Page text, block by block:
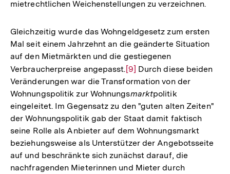
mietrechtlichen Weichenstellungen zu verzeichnen.
Gleichzeitig wurde das Wohngeldgesetz zum ersten
Mal seit einem Jahrzehnt an die geänderte Situation
auf den Mietmärkten und die gestiegenen
Verbraucherpreise angepasst. Zur
Auflösung
der
Fußnote
[9] Durch diese beiden
Veränderungen war die Transformation von der
Wohnungspolitik zur Wohnungsmarktpolitik
eingeleitet. Im Gegensatz zu den "guten alten Zeiten"
der Wohnungspolitik gab der Staat damit faktisch
seine Rolle als Anbieter auf dem Wohnungsmarkt
beziehungsweise als Unterstützer der Angebotsseite
auf und beschränkte sich zunächst darauf, die
nachfragenden Mieterinnen und Mieter durch